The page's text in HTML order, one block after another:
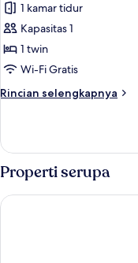
1 kamar tidur
Kapasitas 1
1 twin
Wi-Fi Gratis
Rincian selengkapnya
Rincian
Kamar
Single
Basic
Properti serupa
Motel Echo Point